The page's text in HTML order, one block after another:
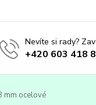
Nevíte si rady?
+420 603 418
mm ocelové